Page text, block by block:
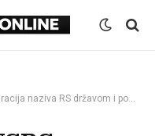
i poziva na ukidanje odluka visokih predstavnika